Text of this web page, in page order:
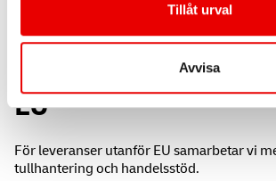
Tillåt urval
Avvisa
Vi finns med dig
EU
För leveranser utanför EU samarbetar vi
tullhantering och handelsstöd.